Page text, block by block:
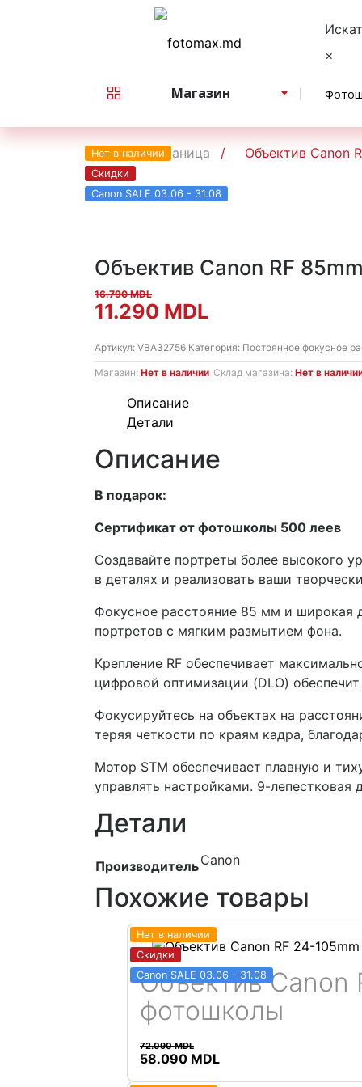
×
Магазин
Главная страница Объектив Canon
Нет в наличии
Скидки
Canon SALE 03.06 - 31.08
Объектив Canon RF
16.790MDL
Первоначальная
цена
составляла
16.790 MDL.
11.290 MDLТекущая
цена:
11.290 MDL.
Артикул: VBA32756 Категория: Постоянное фокусное
Магазин: Нет в наличии Склад магазина: Нет в
Описание
Детали
Описание
В подарок:
Сертификат от фотошколы 500 леев
Создавайте портреты более высокого
в деталях и реализовать ваши
Фокусное расстояние 85 мм и широкая
портретов с мягким размытием фона.
Крепление RF обеспечивает
цифровой оптимизации (DLO)
Фокусируйтесь на объектах на
теряя четкости по краям кадра,
Мотор STM обеспечивает плавную и
управлять настройками. 9-лепестковая
Детали
ПроизводительCanon
Похожие товары
Нет в наличии
Скидки
Canon SALE 03.06 - 31.08
Объектив Canon
фотошколы
72.090MDL
Первоначальная
58.090 MDL
Подробнее